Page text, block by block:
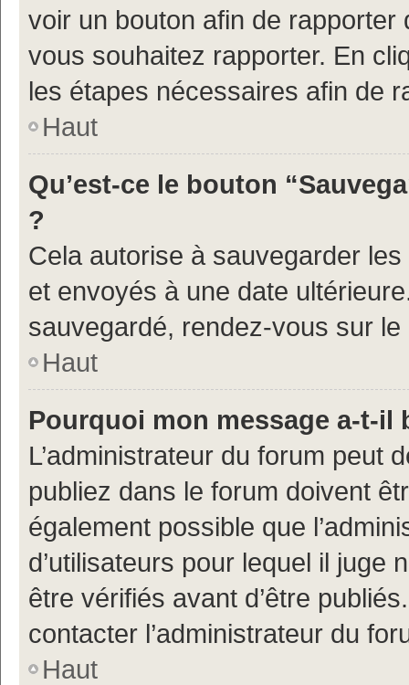
voir un bouton afin de
vous souhaitez rapporter. En
les étapes nécessaires afin de
Haut
Qu’est-ce le bouton
?
Cela autorise à sauvegarder
et envoyés à une date
sauvegardé, rendez-vous sur le
Haut
Pourquoi mon message a-t-il
L’administrateur du forum peut
publiez dans le forum doivent
également possible que
d’utilisateurs pour lequel il juge
être vérifiés avant d’être
contacter l’administrateur du
Haut